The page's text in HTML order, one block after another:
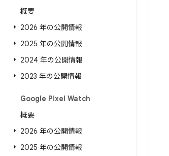
概要
2026 年の公開情報
2025 年の公開情報
2024 年の公開情報
2023 年の公開情報
Google Pixel Watch
概要
2026 年の公開情報
2025 年の公開情報